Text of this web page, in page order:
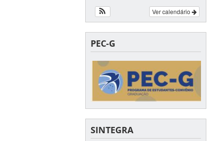
Ver calendário
PEC-G
SINTEGRA